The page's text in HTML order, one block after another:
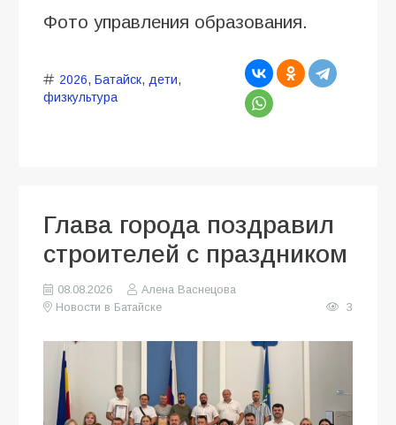
Фото управления образования.
2026, Батайск, дети,
физкультура
Глава города поздравил
строителей с праздником
08.08.2026
Алена Васнецова
Новости в Батайске
3